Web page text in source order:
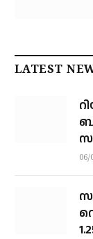
LATEST
06/